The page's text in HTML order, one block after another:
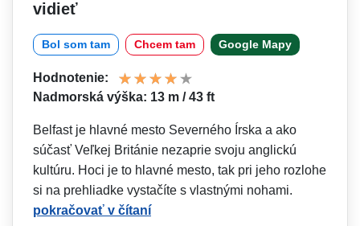
vidieť
Bol som tam Chcem tam Google Mapy
Hodnotenie:
Nadmorská výška: 13 m / 43 ft
Belfast je hlavné mesto Severného Írska a ako
súčasť Veľkej Británie nezaprie svoju anglickú
kultúru. Hoci je to hlavné mesto, tak pri jeho rozlohe
si na prehliadke vystačíte s vlastnými nohami.
pokračovať v čítaní